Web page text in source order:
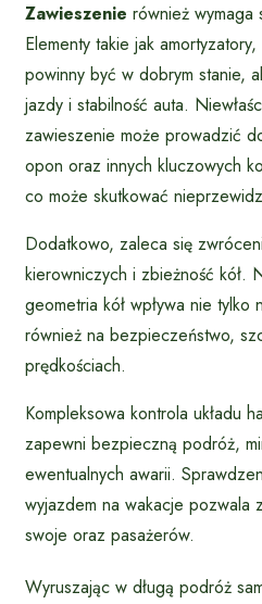
Zawieszenie również wymaga
Elementy takie jak
powinny być w dobrym stanie,
jazdy i stabilność auta.
zawieszenie może prowadzić
opon oraz innych kluczowych
co może skutkować
Dodatkowo, zaleca się
kierowniczych i zbieżność kół.
geometria kół wpływa nie tylko
również na bezpieczeństwo,
prędkościach.
Kompleksowa kontrola układu
zapewni bezpieczną podróż,
ewentualnych awarii.
wyjazdem na wakacje
swoje oraz pasażerów.
Wyruszając w długą podróż